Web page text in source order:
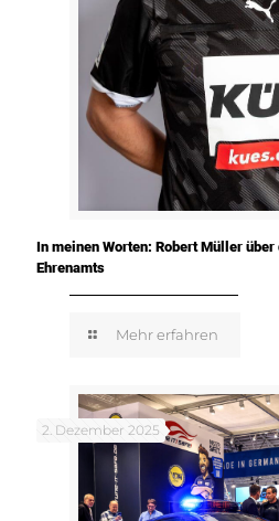
In meinen Worten: Robert Müller über
Ehrenamts
Mehr erfahren
2. Dezember 2025